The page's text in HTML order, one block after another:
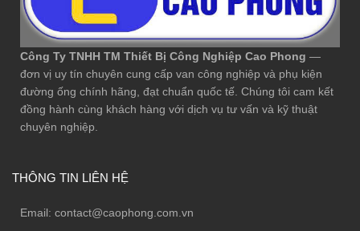
Công Ty TNHH TM Thiết Bị Công Nghiệp Cao Phong —
đơn vị uy tín chuyên cung cấp van công nghiệp và phụ kiện
đường ống chính hãng, đạt chuẩn quốc tế. Chúng tôi cam kết
đồng hành cùng khách hàng với dịch vụ tư vấn và kỹ thuật
chuyên nghiệp.
THÔNG TIN LIÊN HỆ
Email: contact@caophong.com.vn